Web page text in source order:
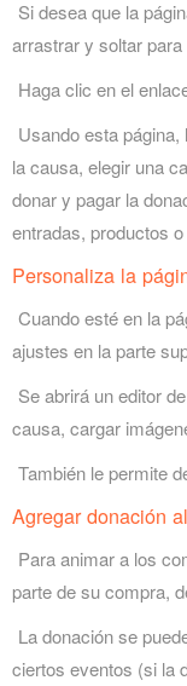
Si desea que la
arrastrar y soltar
Haga clic en el
Usando esta
la causa, elegir una
donar y pagar la
entradas, productos
Personaliza la
Cuando esté en la
ajustes en la parte
Se abrirá un editor
causa, cargar
También le permite
Agregar donación
Para animar a los
parte de su compra,
La donación se
ciertos eventos (si la